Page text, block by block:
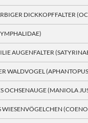
DICKKOPFFALTER
AUGENFALTER
WALDVOGEL
OCHSENAUGE (MANIOLA
WIESENVÖGELCHEN